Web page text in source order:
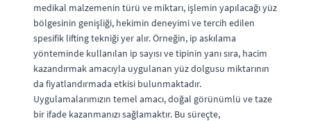
medikal malzemenin türü ve miktarı, işlemin yapılacağı yüz
bölgesinin genişliği, hekimin deneyimi ve tercih edilen
spesifik lifting tekniği yer alır. Örneğin, ip askılama
yönteminde kullanılan ip sayısı ve tipinin yanı sıra, hacim
kazandırmak amacıyla uygulanan yüz dolgusu miktarının
da fiyatlandırmada etkisi bulunmaktadır.
Uygulamalarımızın temel amacı, doğal görünümlü ve taze
bir ifade kazanmanızı sağlamaktır. Bu süreçte,